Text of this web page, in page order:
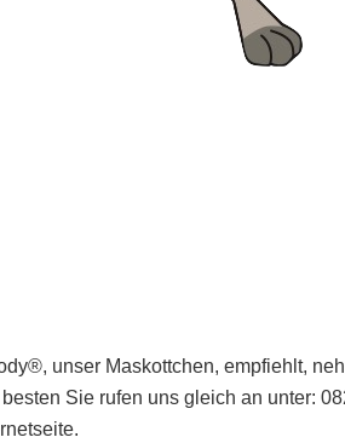
unser Maskottchen, empfiehlt,
Sie rufen uns gleich an unter: